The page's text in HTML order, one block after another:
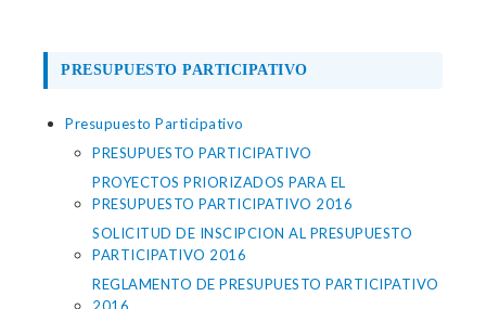
PRESUPUESTO PARTICIPATIVO
Presupuesto Participativo
PRESUPUESTO PARTICIPATIVO
PROYECTOS PRIORIZADOS PARA EL
PRESUPUESTO PARTICIPATIVO 2016
SOLICITUD DE INSCIPCION AL PRESUPUESTO
PARTICIPATIVO 2016
REGLAMENTO DE PRESUPUESTO PARTICIPATIVO